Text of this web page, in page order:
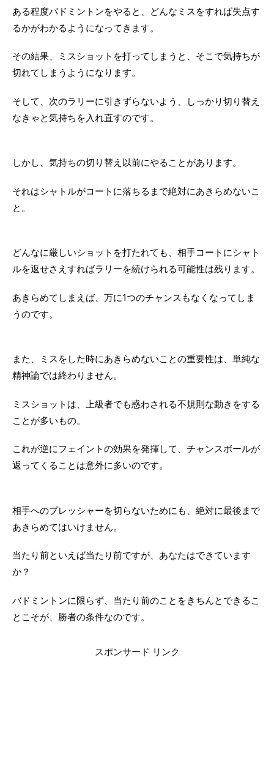
ある程度バドミントンをやると、どんなミスをすれば失点す
るかがわかるようになってきます。
その結果、ミスショットを打ってしまうと、そこで気持ちが
切れてしまうようになります。
そして、次のラリーに引きずらないよう、しっかり切り替え
なきゃと気持ちを入れ直すのです。
しかし、気持ちの切り替え以前にやることがあります。
それはシャトルがコートに落ちるまで絶対にあきらめないこ
と。
どんなに厳しいショットを打たれても、相手コートにシャト
ルを返せさえすればラリーを続けられる可能性は残ります。
あきらめてしまえば、万に1つのチャンスもなくなってしま
うのです。
また、ミスをした時にあきらめないことの重要性は、単純な
精神論では終わりません。
ミスショットは、上級者でも惑わされる不規則な動きをする
ことが多いもの。
これが逆にフェイントの効果を発揮して、チャンスボールが
返ってくることは意外に多いのです。
相手へのプレッシャーを切らないためにも、絶対に最後まで
あきらめてはいけません。
当たり前といえば当たり前ですが、あなたはできています
か？
バドミントンに限らず、当たり前のことをきちんとできるこ
とこそが、勝者の条件なのです。
スポンサード リンク